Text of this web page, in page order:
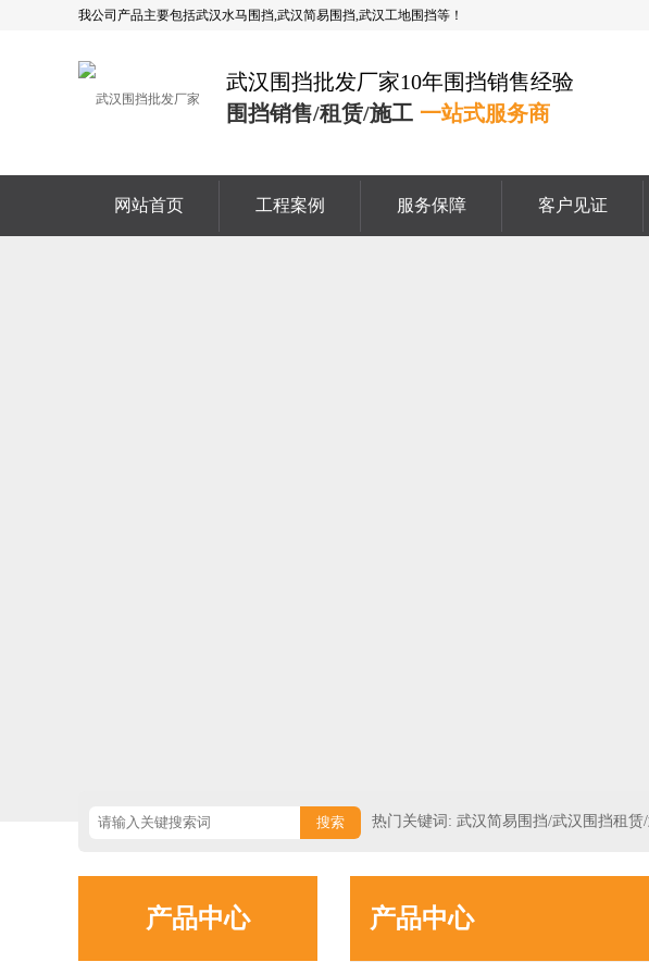
我公司产品主要包括武汉水马围挡,武汉简易围挡,武汉工地围挡等！
武汉围挡批发厂家10年围挡销售经验
围挡销售/租赁/施工 一站式服务商
网站首页 工程案例 服务保障 客户见证
热门关键词: 武汉简易围挡/武汉围挡租赁/
产品中心 产品中心